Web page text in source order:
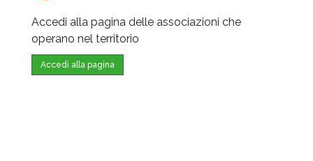
Accedi alla pagina delle associazioni che
operano nel territorio
Accedi alla pagina